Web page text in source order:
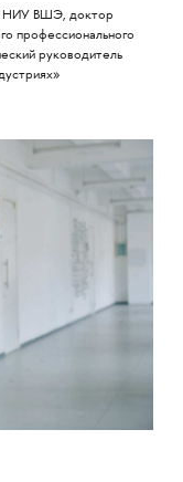
НИУ ВШЭ, доктор
профессионального
руководитель